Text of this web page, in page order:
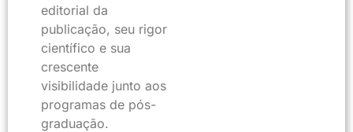
editorial da
publicação, seu rigor
científico e sua
crescente
visibilidade junto aos
programas de pós-
graduação.